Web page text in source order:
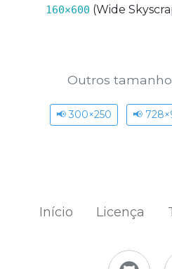
160×600 (Wide
Outros
📢 300×250 📢
Início Licença